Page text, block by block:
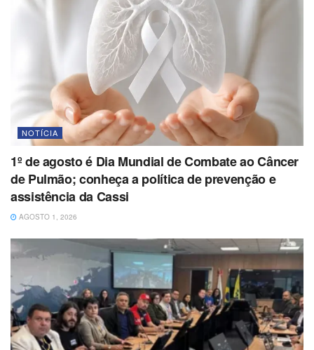
NOTÍCIA
1º de agosto é Dia Mundial de Combate ao Câncer
de Pulmão; conheça a política de prevenção e
assistência da Cassi
AGOSTO 1, 2026